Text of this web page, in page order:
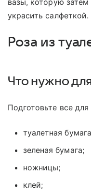
вазы, которую
украсить салфеткой.
Роза из
Что нужно
Подготовьте все
туалетная
зеленая бумага;
ножницы;
клей;